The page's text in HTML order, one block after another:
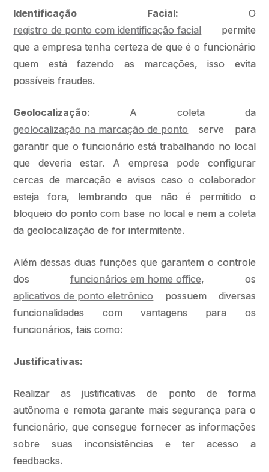
Identificação Facial: O
registro de ponto com identificação facial permite
que a empresa tenha certeza de que é o funcionário
quem está fazendo as marcações, isso evita
possíveis fraudes.
Geolocalização: A coleta da
geolocalização na marcação de ponto serve para
garantir que o funcionário está trabalhando no local
que deveria estar. A empresa pode configurar
cercas de marcação e avisos caso o colaborador
esteja fora, lembrando que não é permitido o
bloqueio do ponto com base no local e nem a coleta
da geolocalização de for intermitente.
Além dessas duas funções que garantem o controle
dos funcionários em home office, os
aplicativos de ponto eletrônico possuem diversas
funcionalidades com vantagens para os
funcionários, tais como:
Justificativas:
Realizar as justificativas de ponto de forma
autônoma e remota garante mais segurança para o
funcionário, que consegue fornecer as informações
sobre suas inconsistências e ter acesso a
feedbacks.